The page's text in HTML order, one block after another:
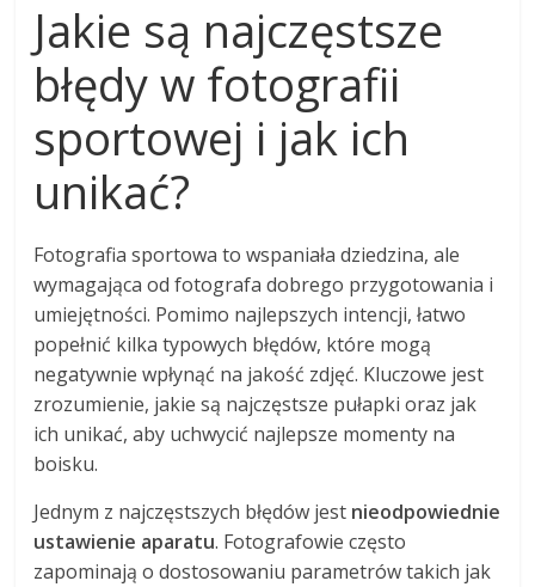
Jakie są najczęstsze
błędy w fotografii
sportowej i jak ich
unikać?
Fotografia sportowa to wspaniała dziedzina, ale
wymagająca od fotografa dobrego przygotowania i
umiejętności. Pomimo najlepszych intencji, łatwo
popełnić kilka typowych błędów, które mogą
negatywnie wpłynąć na jakość zdjęć. Kluczowe jest
zrozumienie, jakie są najczęstsze pułapki oraz jak
ich unikać, aby uchwycić najlepsze momenty na
boisku.
Jednym z najczęstszych błędów jest nieodpowiednie
ustawienie aparatu. Fotografowie często
zapominają o dostosowaniu parametrów takich jak